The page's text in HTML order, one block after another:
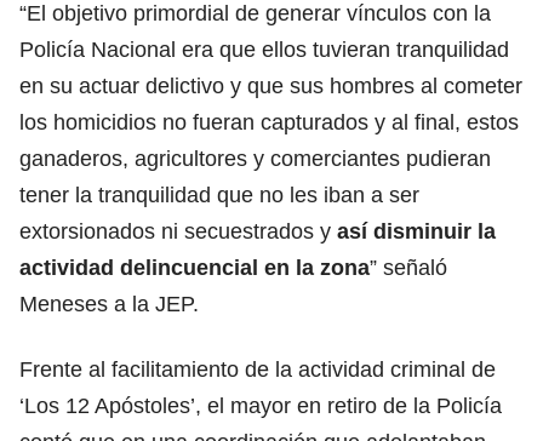
“El objetivo primordial de generar vínculos con la
Policía Nacional era que ellos tuvieran tranquilidad
en su actuar delictivo y que sus hombres al cometer
los homicidios no fueran capturados y al final, estos
ganaderos, agricultores y comerciantes pudieran
tener la tranquilidad que no les iban a ser
extorsionados ni secuestrados y así disminuir la
actividad delincuencial en la zona” señaló
Meneses a la JEP.
Frente al facilitamiento de la actividad criminal de
‘Los 12 Apóstoles’, el mayor en retiro de la Policía